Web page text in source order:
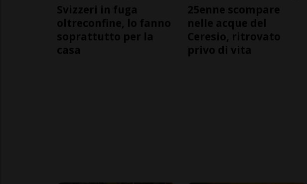
Svizzeri in fuga
oltreconfine, lo fanno
soprattutto per la
casa
25enne scompare
nelle acque del
Ceresio, ritrovato
privo di vita